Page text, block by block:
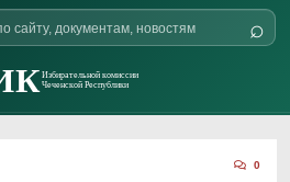
Избирательной комиссии
Чеченской Республики
⌕
0